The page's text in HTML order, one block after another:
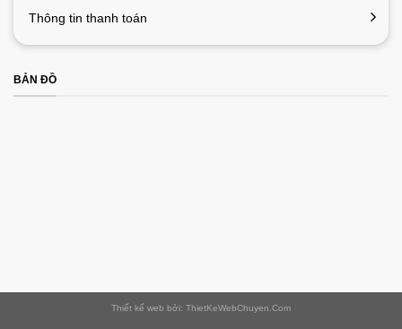
Thông tin thanh toán
BẢN ĐỒ
Thiết kế web bởi: ThietKeWebChuyen.Com